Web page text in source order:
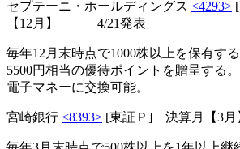
セプテーニ・ホールディングス <4293>
【12月】 4/21発表
毎年12月末時点で1000株以上を保有す
5500円相当の優待ポイントを贈呈する
電子マネーに交換可能。
宮崎銀行 <8393> [東証Ｐ] 決算月【